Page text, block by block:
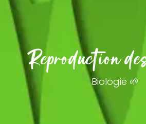
Reproduction
Biologie 🌱